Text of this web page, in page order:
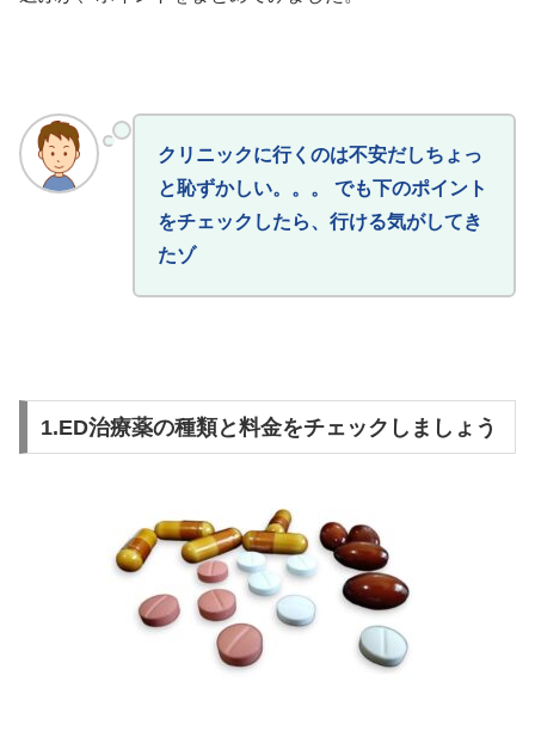
クリニックに行くのは不安だしちょっ
と恥ずかしい。。。 でも下のポイント
をチェックしたら、行ける気がしてき
たゾ
1.ED治療薬の種類と料金をチェックしましょう